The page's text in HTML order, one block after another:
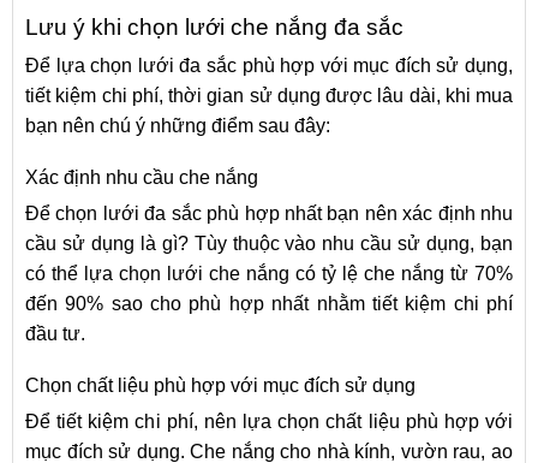
Lưu ý khi chọn lưới che nắng đa sắc
Để lựa chọn lưới đa sắc phù hợp với mục đích sử dụng,
tiết kiệm chi phí, thời gian sử dụng được lâu dài, khi mua
bạn nên chú ý những điểm sau đây:
Xác định nhu cầu che nắng
Để chọn lưới đa sắc phù hợp nhất bạn nên xác định nhu
cầu sử dụng là gì? Tùy thuộc vào nhu cầu sử dụng, bạn
có thể lựa chọn lưới che nắng có tỷ lệ che nắng từ 70%
đến 90% sao cho phù hợp nhất nhằm tiết kiệm chi phí
đầu tư.
Chọn chất liệu phù hợp với mục đích sử dụng
Để tiết kiệm chi phí, nên lựa chọn chất liệu phù hợp với
mục đích sử dụng. Che nắng cho nhà kính, vườn rau, ao